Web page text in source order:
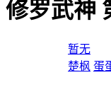
修罗武神
暂无
楚枫 蛋